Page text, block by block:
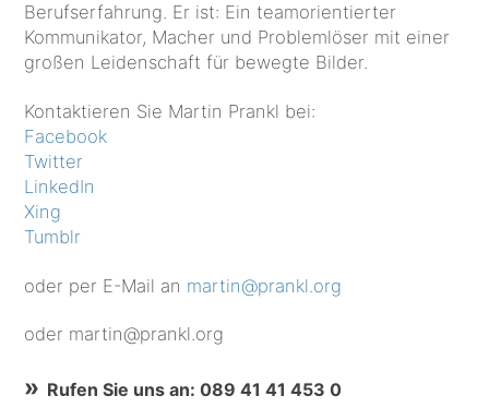
Berufserfahrung. Er ist: Ein teamorientierter
Kommunikator, Macher und Problemlöser mit einer
großen Leidenschaft für bewegte Bilder.
Kontaktieren Sie Martin Prankl bei:
Facebook
Twitter
LinkedIn
Xing
Tumblr
oder per E-Mail an martin@prankl.org
oder martin@prankl.org
Rufen Sie uns an: 089 41 41 453 0